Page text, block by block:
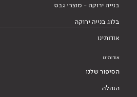
בנייה ירוקה - מוצרי גבס
בלוג בנייה ירוקה
אודותינו
אודותינו
הסיפור שלנו
הנהלה